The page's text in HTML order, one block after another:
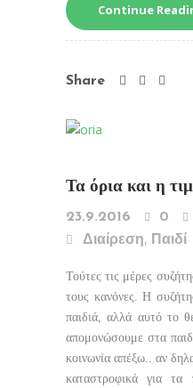
Continue
Share
Τα όρια και η
23.9.2016 0
Διαίρεση, Παιδί
Τούτες τις μέρες
τους κανόνες. Η
παιδιά, αλλά αυτό το
απομονώσουμε στα
κοινωνία απέξω.. αν
καταστροφικά για τα